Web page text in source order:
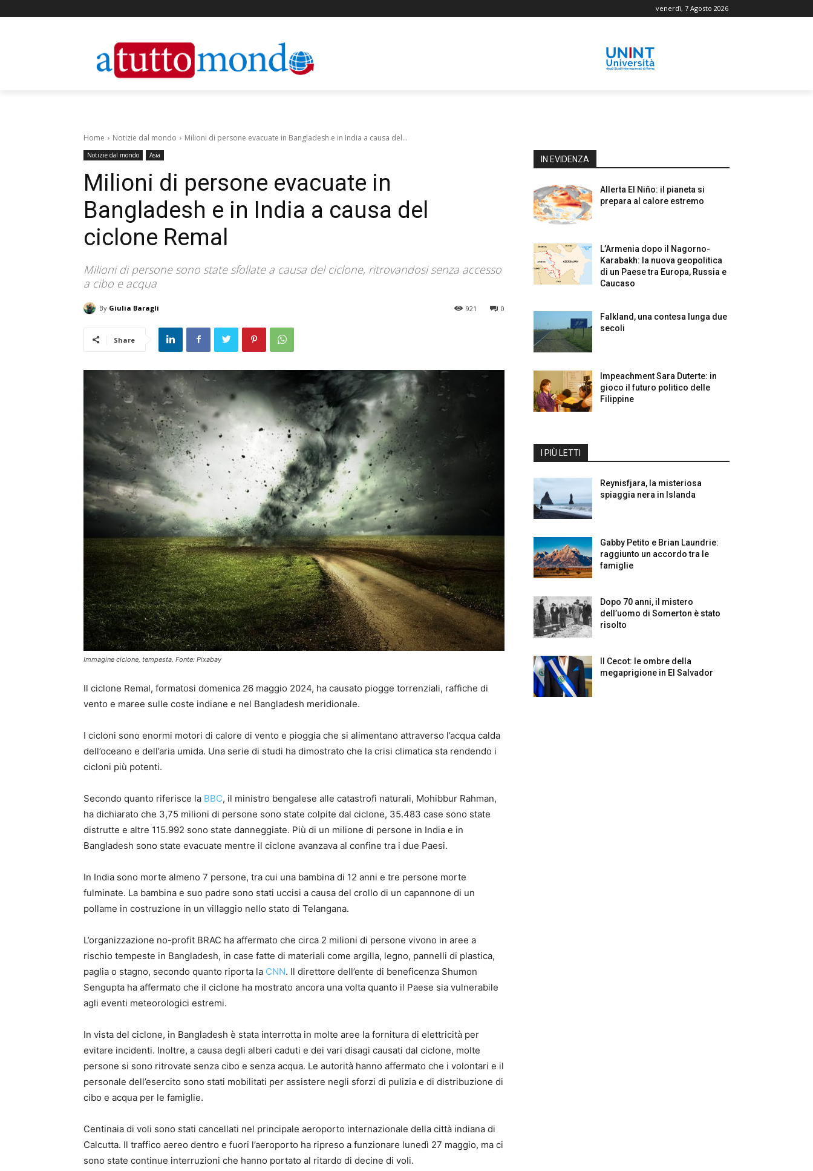
venerdì, 7 Agosto 2026
Home Notizie dal mondo Milioni di persone evacuate in Bangladesh e in India a causa del...
Notizie dal mondo Asia
Milioni di persone evacuate in
Bangladesh e in India a causa del
ciclone Remal
Milioni di persone sono state sfollate a causa del ciclone, ritrovandosi senza accesso
a cibo e acqua
By Giulia Baragli 0
921
Share
Immagine ciclone, tempesta. Fonte: Pixabay
Il ciclone Remal, formatosi domenica 26 maggio 2024, ha causato piogge torrenziali, raffiche di
vento e maree sulle coste indiane e nel Bangladesh meridionale.
I cicloni sono enormi motori di calore di vento e pioggia che si alimentano attraverso l’acqua calda
dell’oceano e dell’aria umida. Una serie di studi ha dimostrato che la crisi climatica sta rendendo i
cicloni più potenti.
Secondo quanto riferisce la BBC, il ministro bengalese alle catastrofi naturali, Mohibbur Rahman,
ha dichiarato che 3,75 milioni di persone sono state colpite dal ciclone, 35.483 case sono state
distrutte e altre 115.992 sono state danneggiate. Più di un milione di persone in India e in
Bangladesh sono state evacuate mentre il ciclone avanzava al confine tra i due Paesi.
In India sono morte almeno 7 persone, tra cui una bambina di 12 anni e tre persone morte
fulminate. La bambina e suo padre sono stati uccisi a causa del crollo di un capannone di un
pollame in costruzione in un villaggio nello stato di Telangana.
L’organizzazione no-profit BRAC ha affermato che circa 2 milioni di persone vivono in aree a
rischio tempeste in Bangladesh, in case fatte di materiali come argilla, legno, pannelli di plastica,
paglia o stagno, secondo quanto riporta la CNN. Il direttore dell’ente di beneficenza Shumon
Sengupta ha affermato che il ciclone ha mostrato ancora una volta quanto il Paese sia vulnerabile
agli eventi meteorologici estremi.
In vista del ciclone, in Bangladesh è stata interrotta in molte aree la fornitura di elettricità per
evitare incidenti. Inoltre, a causa degli alberi caduti e dei vari disagi causati dal ciclone, molte
persone si sono ritrovate senza cibo e senza acqua. Le autorità hanno affermato che i volontari e il
personale dell’esercito sono stati mobilitati per assistere negli sforzi di pulizia e di distribuzione di
cibo e acqua per le famiglie.
Centinaia di voli sono stati cancellati nel principale aeroporto internazionale della città indiana di
Calcutta. Il traffico aereo dentro e fuori l’aeroporto ha ripreso a funzionare lunedì 27 maggio, ma ci
sono state continue interruzioni che hanno portato al ritardo di decine di voli.
IN EVIDENZA
Allerta El Niño: il pianeta si
prepara al calore estremo
L’Armenia dopo il Nagorno-
Karabakh: la nuova geopolitica
di un Paese tra Europa, Russia e
Caucaso
Falkland, una contesa lunga due
secoli
Impeachment Sara Duterte: in
gioco il futuro politico delle
Filippine
I PIÙ LETTI
Reynisfjara, la misteriosa
spiaggia nera in Islanda
Gabby Petito e Brian Laundrie:
raggiunto un accordo tra le
famiglie
Dopo 70 anni, il mistero
dell’uomo di Somerton è stato
risolto
Il Cecot: le ombre della
megaprigione in El Salvador